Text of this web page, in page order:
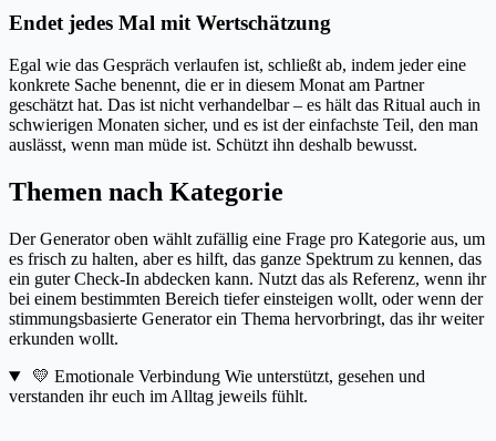
Endet jedes Mal mit Wertschätzung
Egal wie das Gespräch verlaufen ist, schließt ab, indem jeder eine
konkrete Sache benennt, die er in diesem Monat am Partner
geschätzt hat. Das ist nicht verhandelbar – es hält das Ritual auch in
schwierigen Monaten sicher, und es ist der einfachste Teil, den man
auslässt, wenn man müde ist. Schützt ihn deshalb bewusst.
Themen nach Kategorie
Der Generator oben wählt zufällig eine Frage pro Kategorie aus, um
es frisch zu halten, aber es hilft, das ganze Spektrum zu kennen, das
ein guter Check-In abdecken kann. Nutzt das als Referenz, wenn ihr
bei einem bestimmten Bereich tiefer einsteigen wollt, oder wenn der
stimmungsbasierte Generator ein Thema hervorbringt, das ihr weiter
erkunden wollt.
💛 Emotionale Verbindung Wie unterstützt, gesehen und
verstanden ihr euch im Alltag jeweils fühlt.